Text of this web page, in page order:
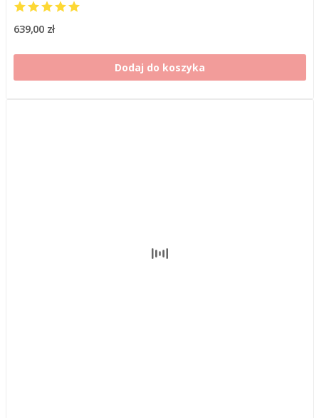
639,00 zł
Dodaj do koszyka